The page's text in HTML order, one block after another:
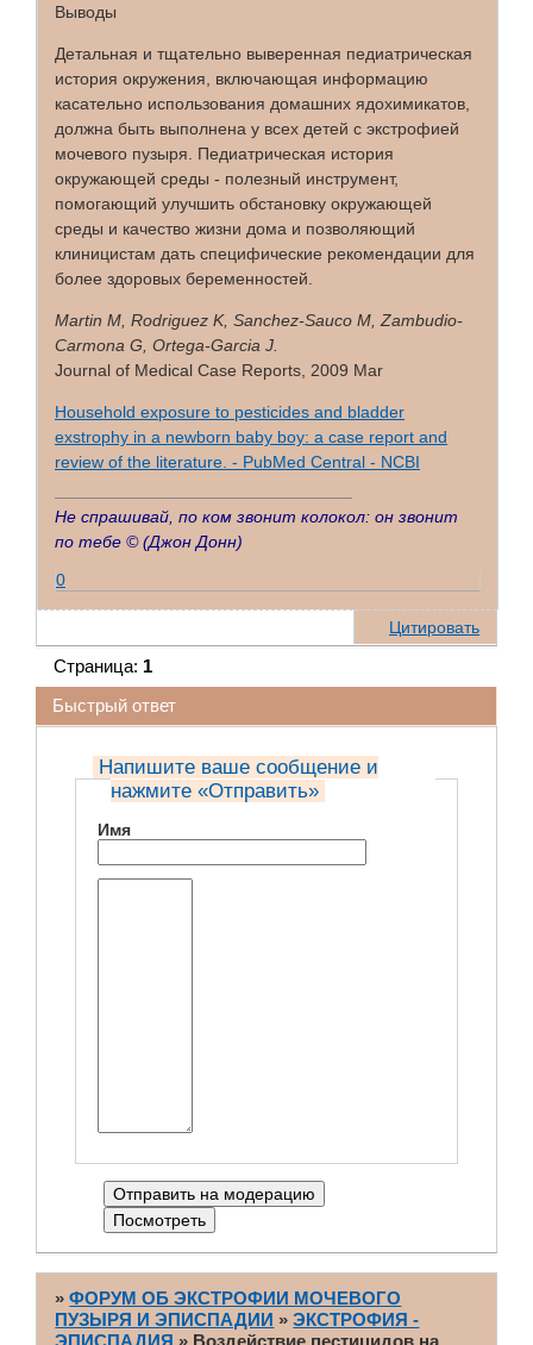
Выводы
Детальная и тщательно выверенная педиатрическая
история окружения, включающая информацию
касательно использования домашних ядохимикатов,
должна быть выполнена у всех детей с экстрофией
мочевого пузыря. Педиатрическая история
окружающей среды - полезный инструмент,
помогающий улучшить обстановку окружающей
среды и качество жизни дома и позволяющий
клиницистам дать специфические рекомендации для
более здоровых беременностей.
Martin M, Rodriguez K, Sanchez-Sauco M, Zambudio-
Carmona G, Ortega-Garcia J.
Journal of Medical Case Reports, 2009 Mar
Household exposure to pesticides and bladder
exstrophy in a newborn baby boy: a case report and
review of the literature. - PubMed Central - NCBI
Не спрашивай, по ком звонит колокол: он звонит
по тебе © (Джон Донн)
0
Цитировать
Страница: 1
Быстрый ответ
Напишите ваше сообщение и
нажмите «Отправить»
Имя
»ФОРУМ ОБ ЭКСТРОФИИ МОЧЕВОГО
ПУЗЫРЯ И ЭПИСПАДИИ »ЭКСТРОФИЯ -
ЭПИСПАДИЯ » Воздействие пестицидов на